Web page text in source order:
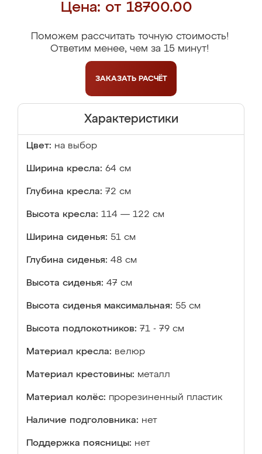
Цена: от 18700.00
Поможем рассчитать точную стоимость!
Ответим менее, чем за 15 минут!
ЗАКАЗАТЬ РАСЧЁТ
Характеристики
Цвет: на выбор
Ширина кресла: 64 см
Глубина кресла: 72 см
Высота кресла: 114 — 122 см
Ширина сиденья: 51 см
Глубина сиденья: 48 см
Высота сиденья: 47 см
Высота сиденья максимальная: 55 см
Высота подлокотников: 71 - 79 см
Материал кресла: велюр
Материал крестовины: металл
Материал колёс: прорезиненный пластик
Наличие подголовника: нет
Поддержка поясницы: нет